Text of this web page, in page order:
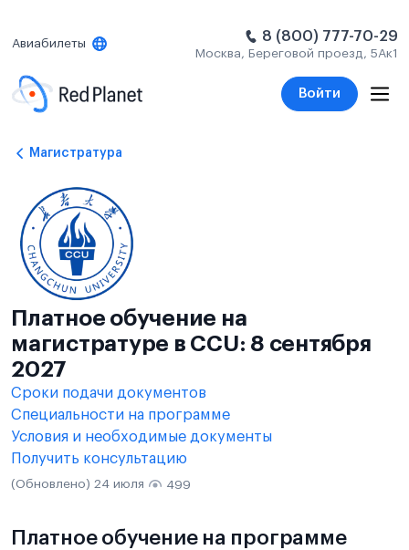
Авиабилеты 8 (800) 777-70-29
Москва, Береговой проезд, 5Ак1
Войти
Магистратура
Платное обучение на
магистратуре в CCU: 8 сентября
2027
Сроки подачи документов
Специальности на программе
Условия и необходимые документы
Получить консультацию
(Обновлено) 24 июля 499
Платное обучение на программе